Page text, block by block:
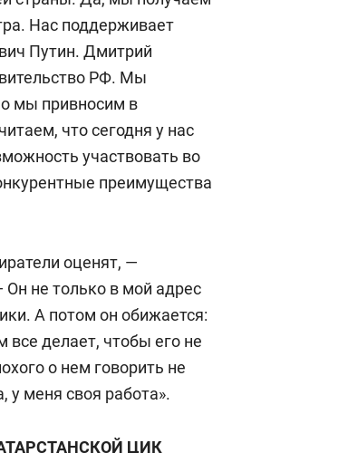
Нас поддерживает
Путин. Дмитрий
РФ. Мы
мы привносим в
что сегодня у нас
участвовать во
преимущества
оценят, —
не только в мой адрес
А потом он обижается:
делает, чтобы его не
о нем говорить не
у меня своя работа».
ЦИК